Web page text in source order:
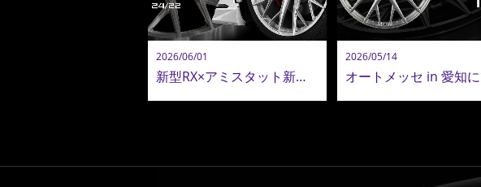
2026/06/01
新型RX×アミスタット新作24インチ鍛造ホイールが圧巻！新型アルヴェル・LM用22インチも追加決定！
2026/05/14